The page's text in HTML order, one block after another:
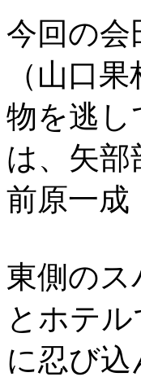
今回の会
（山口
物を逃し
は、矢
前原一成
東側の
とホテ
に忍び